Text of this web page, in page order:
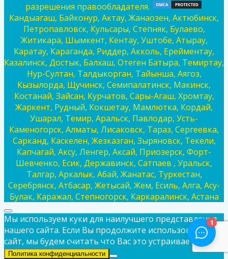
разрешения правообладателя.
Кандыагаш, Байконур, Актау, Жанаозен, Актюбинск,
Петропавловск, Кульсары, Степняк, Булаево,
Житикара, Шымкент, Кентау, Уштобе, Атырау,
Каратау, Караганда, Риддер, Акколь, Ерейментау,
Казалинск, Достык, Балхаш, Отеген Батыра, Темиртау,
Нур-Султан, Талдыкорган, Тайынша, Аягоз,
Кызылорда, Щучинск, Семипалатинск, Макинск,
Костанай, Зайсан, Курчатов, Сары-Агаш, Хромтау,
Жаркент, Рудный, Кокшетау, Мамлютка, Кордай,
Ушарал, Темир, Аральск, Павлодар, Усть-
Каменогорск, Алматы, Лисаковск, Тараз, Сергеевка,
Сарканд, Каскелен, Жезказган, Зыряновск, Текели,
Капчагай, Аксу, Ленгер, Аксай, Приозерск, Форт-
Шевченко, Есик, Державинск, Сатпаев , Уральск,
Талгар, Аркалык, Абай, Жанатас, Туркестан,
Серебрянск, Атбасар, Жетысай, Жем, Есиль, Алга, Асу-
Булак, Каражал, Степногорск, Каркаралинск, Астана
Мы используем куки для наилучшего представления
нашего сайта. Если Вы продолжите использовать
сайт, мы будем считать что Вас это устраивает.
Политика конфиденциальности